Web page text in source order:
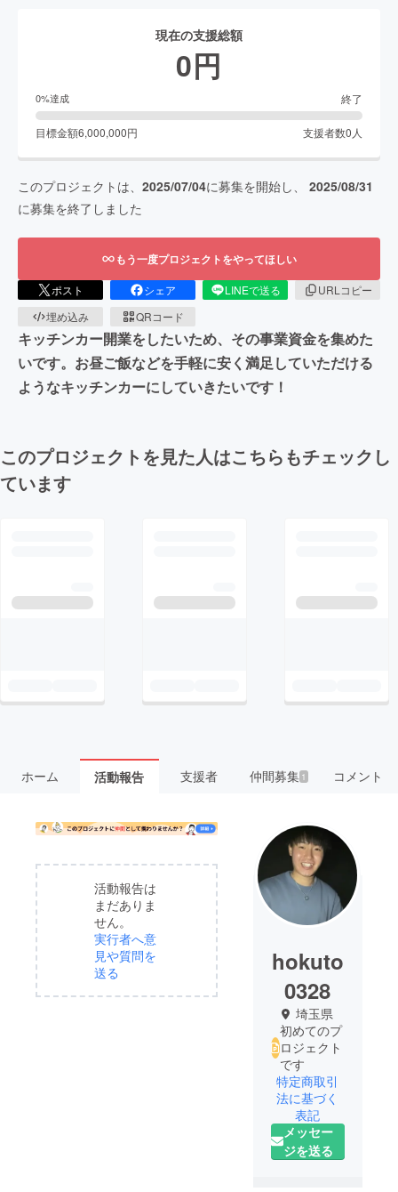
現在の支援総額
0円
0%達成 終了
目標金額6,000,000円 支援者数0 人
このプロジェクトは、 2025/07/04に募集を開始し、 2025/08/31
に募集を終了しました
もう一度プロジェクトをやってほしい
ポスト シェア LINEで送る
URLコピー
埋め込み
QRコード
キッチンカー開業をしたいため、その事業資金を集めた
いです。お昼ご飯などを手軽に安く満足していただける
ようなキッチンカーにしていきたいです！
このプロジェクトを見た人はこちらもチェックし
ています
ホーム 活動報告 支援者 仲間募集 1 コメント
活動報告は
まだありま
せん。
実行者へ意
見や質問を
送る
hokuto
0328
埼玉県
初めてのプ
ロジェクト
です
特定商取引
法に基づく
表記
メッセー
ジを送る